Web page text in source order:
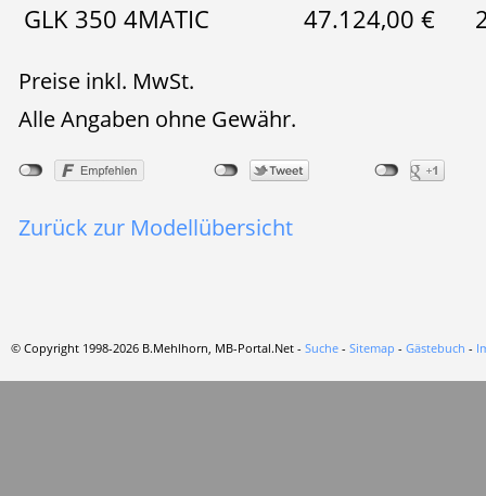
GLK 350 4MATIC
47.124,00 €
Preise inkl. MwSt.
Alle Angaben ohne Gewähr.
Zurück zur Modellübersicht
© Copyright 1998-2026 B.Mehlhorn, MB-Portal.Net - Suche - Sitemap - Gästebuch -